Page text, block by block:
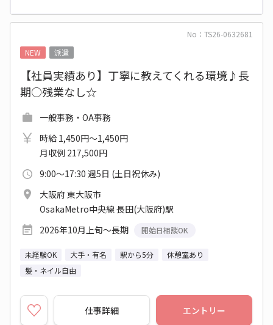
No：TS26-0632681
NEW
派遣
【社員実績あり】丁寧に教えてくれる環境♪長
期○残業なし☆
一般事務・OA事務
時給 1,450円～1,450円
月収例 217,500円
9:00～17:30 週5日 (土日祝休み)
大阪府 東大阪市
OsakaMetro中央線 長田(大阪府)駅
2026年10月上旬～長期
開始日相談OK
未経験OK 大手・有名 駅から5分
休憩室あり
髪・ネイル自由
仕事詳細 エントリー